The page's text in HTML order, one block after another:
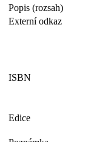
Popis (rozsah)
Externí odkaz
ISBN
Edice